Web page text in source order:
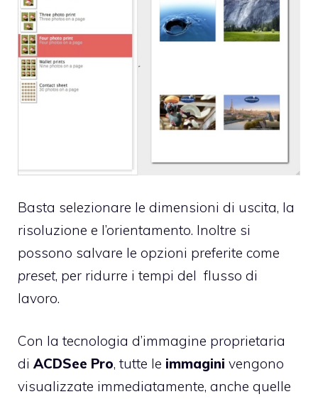
Basta selezionare le dimensioni di uscita, la
risoluzione e l’orientamento. Inoltre si
possono salvare le opzioni preferite come
preset, per ridurre i tempi del flusso di
lavoro.
Con la tecnologia d’immagine proprietaria
di ACDSee Pro, tutte le immagini vengono
visualizzate immediatamente, anche quelle